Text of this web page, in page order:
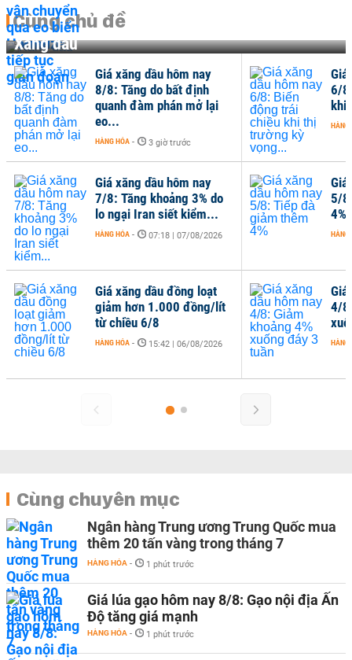
Cùng chủ đề
Xăng dầu
Giá xăng dầu hôm nay
8/8: Tăng do bất định
quanh đàm phán mở lại
eo...
HÀNG HÓA - 3 giờ trước
Giá xăng dầu hôm nay
7/8: Tăng khoảng 3% do
lo ngại Iran siết kiểm...
HÀNG HÓA - 07:18 | 07/08/2026
Giá xăng dầu đồng loạt
giảm hơn 1.000 đồng/lít
từ chiều 6/8
HÀNG HÓA - 15:42 | 06/08/2026
Giá
6/
khi
HÀNG
Giá
5/
4%
HÀNG
Giá
4/
HÀNG
Cùng chuyên mục
Ngân hàng Trung ương Trung Quốc mua
thêm 20 tấn vàng trong tháng 7
HÀNG HÓA - 1 phút trước
Giá lúa gạo hôm nay 8/8: Gạo nội địa Ấn
Độ tăng giá mạnh
HÀNG HÓA - 1 phút trước